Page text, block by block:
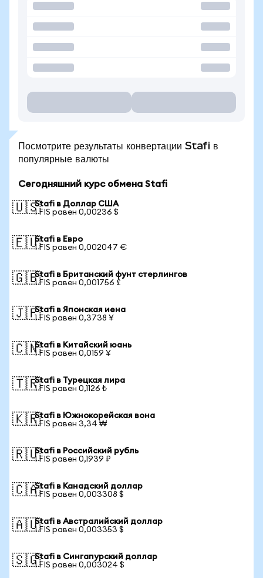
Посмотрите результаты конвертации Stafi в
популярные валюты
Сегодняшний курс обмена Stafi
🇺🇸Stafi в Доллар США
1 FIS равен 0,00236 $
🇪🇺Stafi в Евро
1 FIS равен 0,002047 €
🇬🇧Stafi в Британский фунт стерлингов
1 FIS равен 0,001756 £
🇯🇵Stafi в Японская иена
1 FIS равен 0,3738 ¥
🇨🇳Stafi в Китайский юань
1 FIS равен 0,0159 ¥
🇹🇷Stafi в Турецкая лира
1 FIS равен 0,1126 ₺
🇰🇷Stafi в Южнокорейская вона
1 FIS равен 3,34 ₩
🇷🇺Stafi в Российский рубль
1 FIS равен 0,1939 ₽
🇨🇦Stafi в Канадский доллар
1 FIS равен 0,003308 $
🇦🇺Stafi в Австралийский доллар
1 FIS равен 0,003353 $
🇸🇬Stafi в Сингапурский доллар
1 FIS равен 0,003024 $